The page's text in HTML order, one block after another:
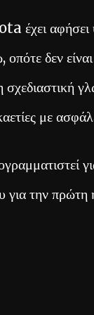
αφήσει
δεν
σχεδιαστική
με
για την